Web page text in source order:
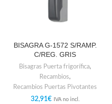
BISAGRA G-1572 S/RAMP.
C/REG. GRIS
Bisagras Puerta frigorífica,
Recambios,
Recambios Puertas Pivotantes
32,91€ IVA no incl.